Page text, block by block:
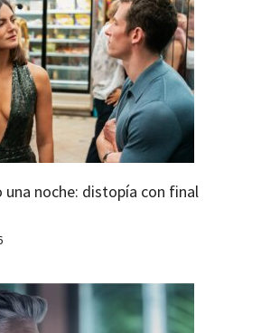
una noche: distopía con final